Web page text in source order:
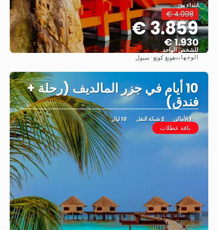
ابتداء من
4.098 €
3.859 €
1.930 €
للشخص الواحد
الوجهاتهونغ كونغ · سيول
10 أيام في جزر المالديف (رحلة +
فندق)
1 الأماكن 2 شبكة النقل 10 ليال
باقة عطلات